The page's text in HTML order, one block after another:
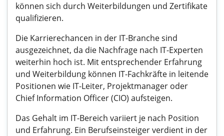
können sich durch Weiterbildungen und Zertifikate
qualifizieren.
Die Karrierechancen in der IT-Branche sind
ausgezeichnet, da die Nachfrage nach IT-Experten
weiterhin hoch ist. Mit entsprechender Erfahrung
und Weiterbildung können IT-Fachkräfte in leitende
Positionen wie IT-Leiter, Projektmanager oder
Chief Information Officer (CIO) aufsteigen.
Das Gehalt im IT-Bereich variiert je nach Position
und Erfahrung. Ein Berufseinsteiger verdient in der